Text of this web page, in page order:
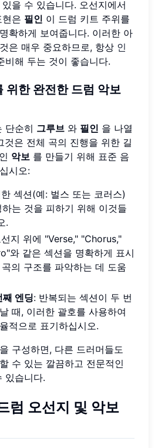
을 수 있습니다. 오선지에서
은 필인 이 드럼 키트 주위를
확하게 보여줍니다. 이러한 아
은 매우 중요하므로, 항상 인
비해 두는 것이 좋습니다.
위한 완전한 드럼 악보
단순히 그루브 와 필인 을 나열
것은 전체 곡의 진행을 위한 길
악보 를 만들기 위해 표준 음
시오:
섹션(예: 벌스 또는 코러스)
는 것을 피하기 위해 이것들
.
지 위에 "Verse," "Chorus,"
와 같은 섹션을 명확하게 표시
의 구조를 파악하는 데 도움
째 엔딩: 반복되는 섹션이 두 번
때, 이러한 괄호를 사용하여
적으로 표기하십시오.
구성하면, 다른 드러머들도
수 있는 깔끔하고 전문적인
있습니다.
럼 오선지 및 악보